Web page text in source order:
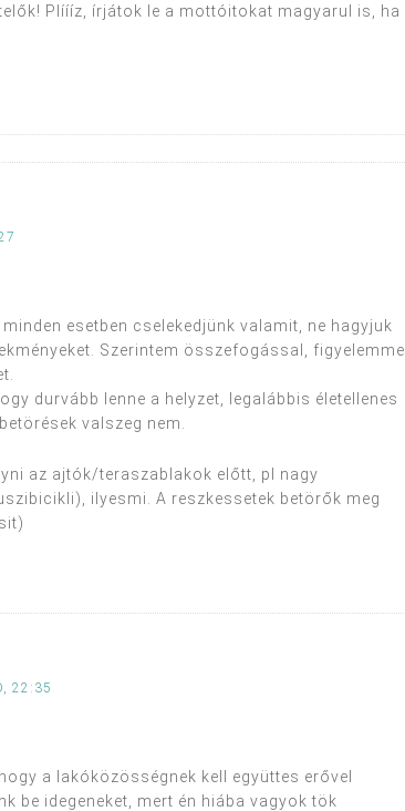
Plíííz, írjátok le a mottóitokat magyarul is, ha
esetben cselekedjünk valamit, ne hagyjuk
Szerintem összefogással, figyelemmel
durvább lenne a helyzet, legalábbis életellenes
valszeg nem.
az ajtók/teraszablakok előtt, pl nagy
ilyesmi. A reszkessetek betörők meg
22:35
a lakóközösségnek kell együttes erővel
be idegeneket, mert én hiába vagyok tök